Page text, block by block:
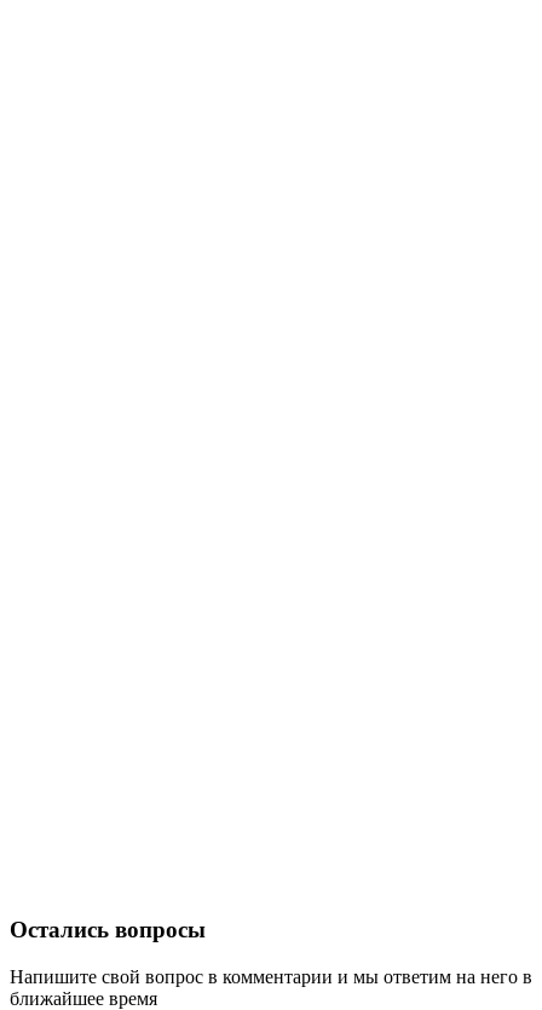
Остались вопросы
Напишите свой вопрос в комментарии и мы ответим на него в
ближайшее время